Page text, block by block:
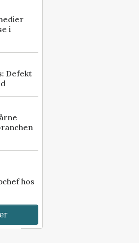
i
Defekt
hos